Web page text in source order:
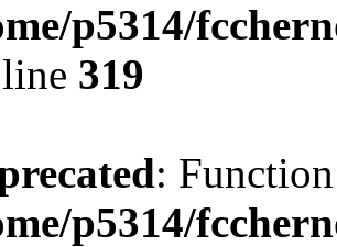
p5314/
319
:
p5314/